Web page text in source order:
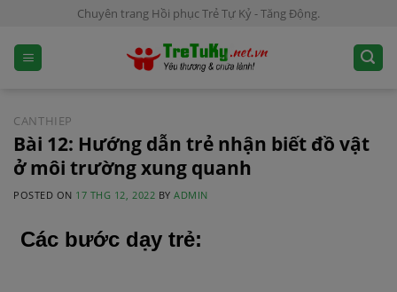
Chuyên trang Hồi phục Trẻ Tự Kỷ - Tăng Động.
CANTHIEP
Bài 12: Hướng dẫn trẻ nhận biết đồ vật
ở môi trường xung quanh
POSTED ON 17 THG 12, 2022 BYADMIN
Các bước dạy trẻ: